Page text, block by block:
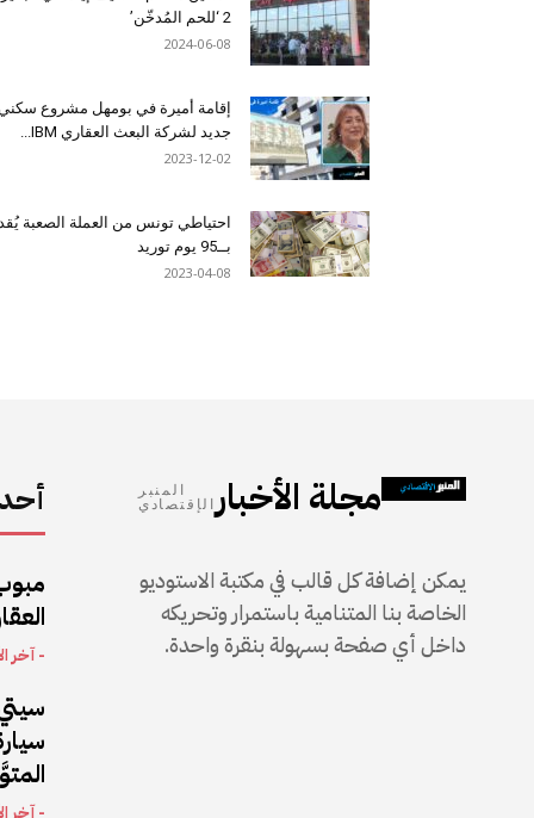
2 ‘للحم المُدخّن’
2024-06-08
إقامة أميرة في بومهل مشروع
جديد لشركة البعث العقاري IBM...
2023-12-02
احتياطي تونس من العملة الصعبة
بــ95 يوم توريد
2023-04-08
- آخر
- آخر
مجلة الأخبار
المنبر
الإقتصادي
يمكن إضافة كل قالب في مكتبة الاستوديو
الخاصة بنا المتنامية باستمرار وتحريكه
داخل أي صفحة بسهولة بنقرة واحدة.